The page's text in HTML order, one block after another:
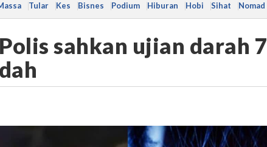
Tular Kes Bisnes Podium Hiburan Hobi Sihat Nomad
sahkan ujian darah 7